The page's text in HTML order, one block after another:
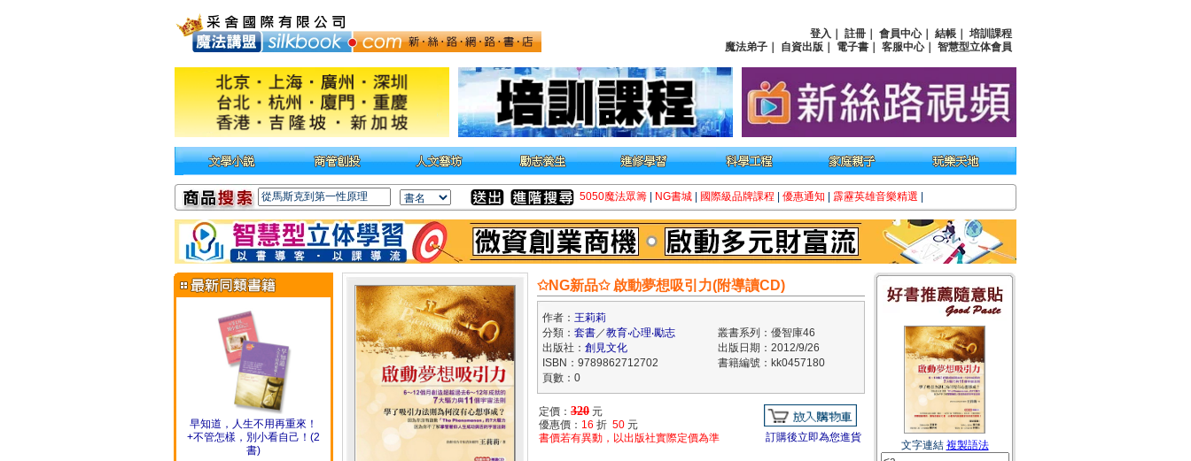
登入 註冊 會員中心｜ 結帳
培訓課程
魔法弟子
自資出版 電子書 客服中心｜ 智慧型立体會員
5050魔法眾籌 NG書城 國際級品牌課程 優惠通知 霹靂英雄音樂精選
早知道，人生不用再重來！
+不管怎樣，別小看自己！(2
書)
✩NG新品✩ 啟動夢想吸引力(附導讀CD)
作者： 王莉莉
分類： 套書／教育‧心理‧勵志
叢書系列：優智庫46
出版社： 創見文化
出版日期：2012/9/26
ISBN：9789862712702
書籍編號：kk0457180
頁數：0
定價： 320 元
優惠價： 16 折 50 元
書價若有異動，以出版社實際定價為準
訂購後立即為您進貨
文字連結 複製語法